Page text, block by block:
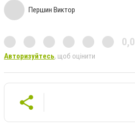
Першин Виктор
0,0
Авторизуйтесь, щоб оцінити